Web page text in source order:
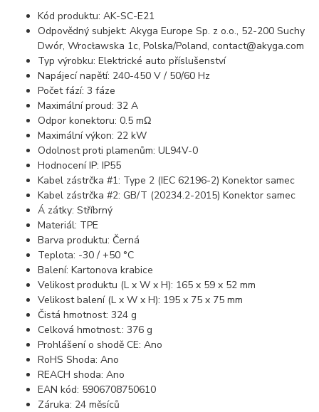
Kód produktu: AK-SC-E21
Odpovědný subjekt: Akyga Europe Sp. z o.o., 52-200 Suchy
Dwór, Wrocławska 1c, Polska/Poland, contact@akyga.com
Typ výrobku: Elektrické auto příslušenství
Napájecí napětí: 240-450 V / 50/60 Hz
Počet fází: 3 fáze
Maximální proud: 32 A
Odpor konektoru: 0.5 mΩ
Maximální výkon: 22 kW
Odolnost proti plamenům: UL94V-0
Hodnocení IP: IP55
Kabel zástrčka #1: Type 2 (IEC 62196-2) Konektor samec
Kabel zástrčka #2: GB/T (20234.2-2015) Konektor samec
Á zátky: Stříbrný
Materiál: TPE
Barva produktu: Černá
Teplota: -30 / +50 °C
Balení: Kartonova krabice
Velikost produktu (L x W x H): 165 x 59 x 52 mm
Velikost balení (L x W x H): 195 x 75 x 75 mm
Čistá hmotnost: 324 g
Celková hmotnost.: 376 g
Prohlášení o shodě CE: Ano
RoHS Shoda: Ano
REACH shoda: Ano
EAN kód: 5906708750610
Záruka: 24 měsíců